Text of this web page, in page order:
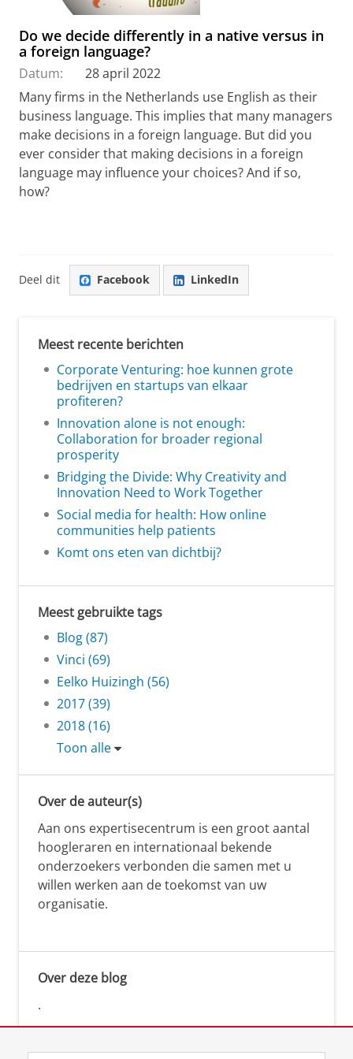
Do we decide differently in a native versus in
a foreign language?
Datum:
28 april 2022
Many firms in the Netherlands use English as their
business language. This implies that many managers
make decisions in a foreign language. But did you
ever consider that making decisions in a foreign
language may influence your choices? And if so,
how?
Deel dit Facebook LinkedIn
Meest recente berichten
Corporate Venturing: hoe kunnen grote
bedrijven en startups van elkaar
profiteren?
Innovation alone is not enough:
Collaboration for broader regional
prosperity
Bridging the Divide: Why Creativity and
Innovation Need to Work Together
Social media for health: How online
communities help patients
Komt ons eten van dichtbij?
Meest gebruikte tags
Blog (87)
Vinci (69)
Eelko Huizingh (56)
2017 (39)
2018 (16)
Toon alle
Over de auteur(s)
Aan ons expertisecentrum is een groot aantal
hoogleraren en internationaal bekende
onderzoekers verbonden die samen met u
willen werken aan de toekomst van uw
organisatie.
Over deze blog
.